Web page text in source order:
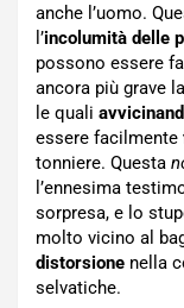
anche l’uomo.
l’incolumità delle
possono essere
ancora più grave
le quali
essere facilmente
tonniere. Questa
l’ennesima
sorpresa, e lo
molto vicino al
distorsione nella
selvatiche.